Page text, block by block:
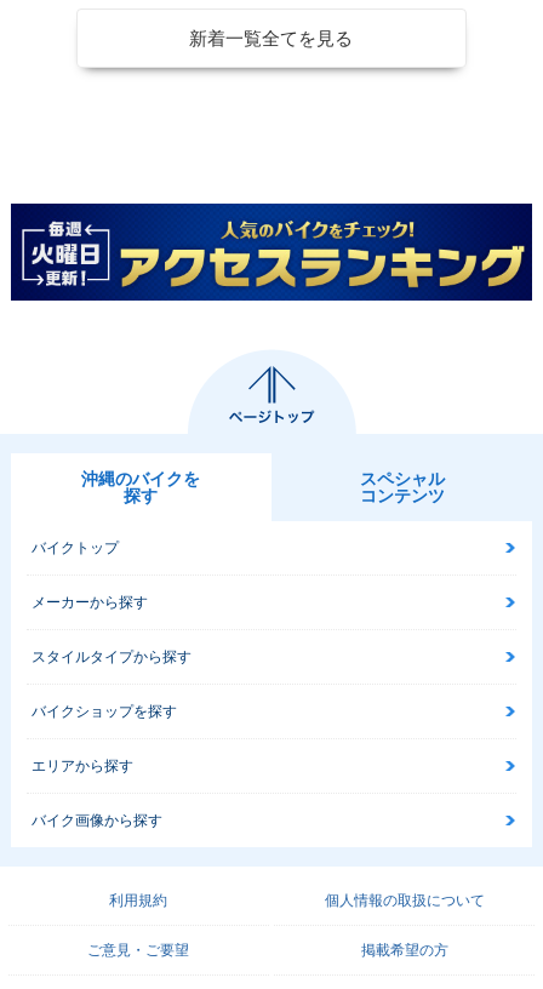
新着一覧全てを見る
沖縄のバイクを
探す
スペシャル
コンテンツ
バイクトップ
メーカーから探す
スタイルタイプから探す
バイクショップを探す
エリアから探す
バイク画像から探す
利用規約 個人情報の取扱について
ご意見・ご要望 掲載希望の方